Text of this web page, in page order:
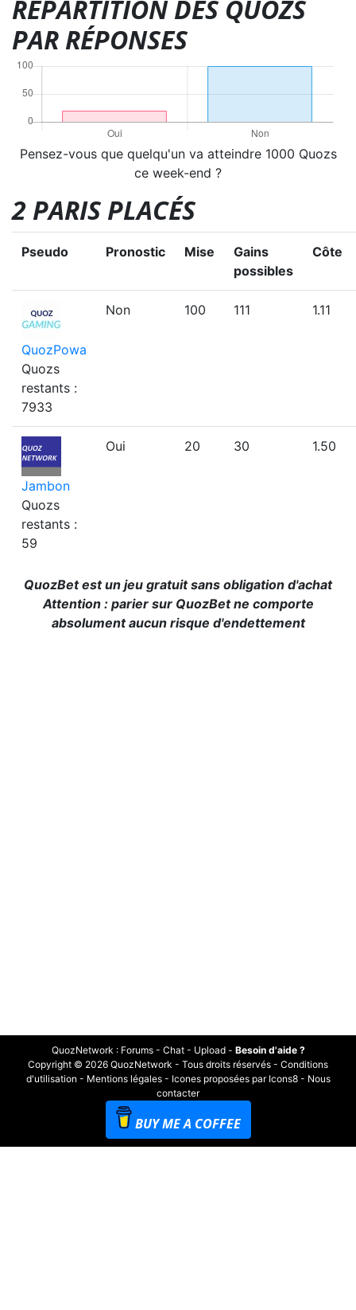
RÉPARTITION DES QUOZS
PAR RÉPONSES
Pensez-vous que quelqu'un va atteindre 1000 Quozs
ce week-end ?
2 PARIS PLACÉS
Pseudo Pronostic Mise
Gains
possibles
Côte
QuozPowa
Quozs
restants :
7933
Non 100 111 1.11
Jambon
Quozs
restants :
59
Oui 20 30 1.50
QuozBet est un jeu gratuit sans obligation d'achat
Attention : parier sur QuozBet ne comporte
absolument aucun risque d'endettement
QuozNetwork : Forums- Chat- Upload- Besoin d'aide ?
Copyright © 2026 QuozNetwork - Tous droits réservés - Conditions
d'utilisation - Mentions légales- Icones proposées par Icons8- Nous
contacter
BUY ME A COFFEE